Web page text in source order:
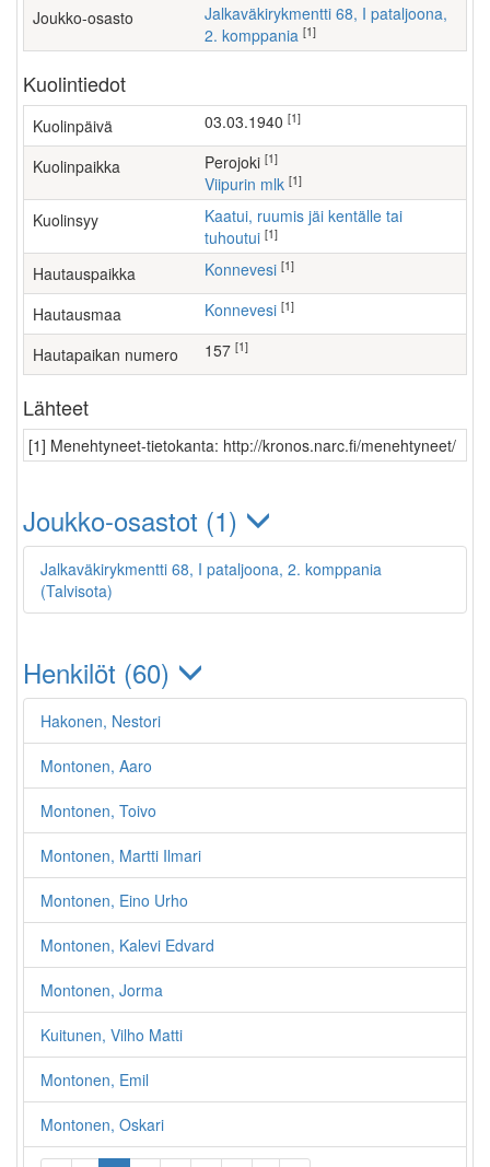
Joukko-osasto
Jalkaväkirykmentti 68, I pataljoona,
2. komppania [1]
Kuolintiedot
Kuolinpäivä 03.03.1940 [1]
Kuolinpaikka Perojoki [1]
Viipurin mlk [1]
Kuolinsyy
Kaatui, ruumis jäi kentälle tai
tuhoutui [1]
Hautauspaikka Konnevesi [1]
Hautausmaa Konnevesi [1]
Hautapaikan numero 157 [1]
Lähteet
[1] Menehtyneet-tietokanta: http://kronos.narc.fi/menehtyneet/
Joukko-osastot (1)
Jalkaväkirykmentti 68, I pataljoona, 2. komppania
(Talvisota)
Henkilöt (60)
Hakonen, Nestori
Montonen, Aaro
Montonen, Toivo
Montonen, Martti Ilmari
Montonen, Eino Urho
Montonen, Kalevi Edvard
Montonen, Jorma
Kuitunen, Vilho Matti
Montonen, Emil
Montonen, Oskari